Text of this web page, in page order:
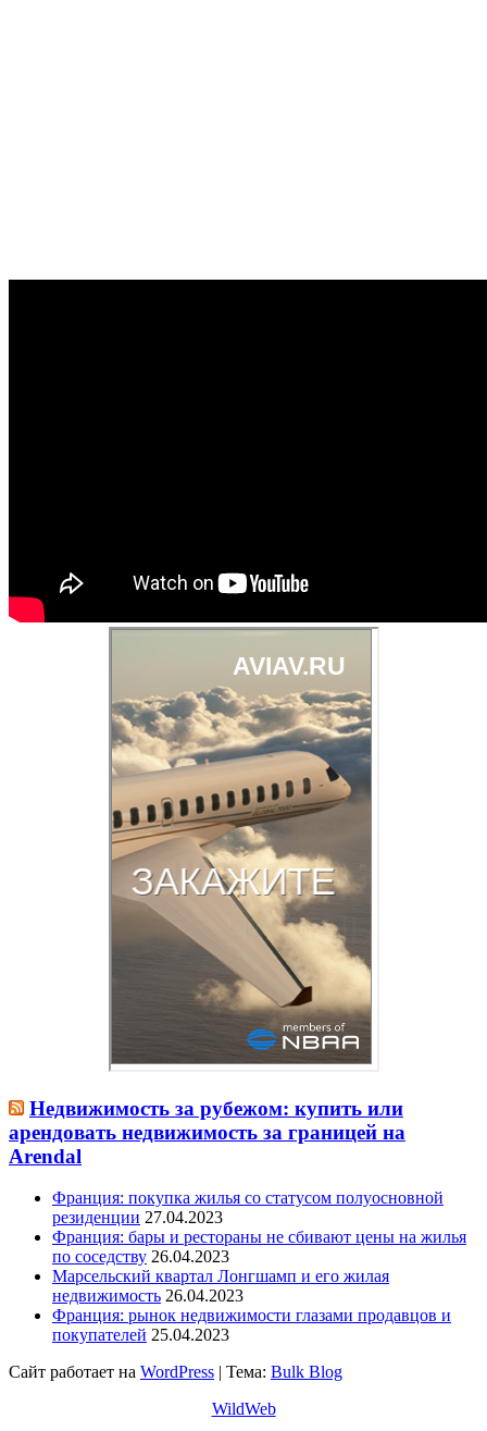
Недвижимость за рубежом: купить или
арендовать недвижимость за границей на
Arendal
Франция: покупка жилья со статусом полуосновной
резиденции 27.04.2023
Франция: бары и рестораны не сбивают цены на жилья
по соседству 26.04.2023
Марсельский квартал Лонгшамп и его жилая
недвижимость 26.04.2023
Франция: рынок недвижимости глазами продавцов и
покупателей 25.04.2023
Сайт работает на WordPress | Тема: Bulk Blog
WildWeb